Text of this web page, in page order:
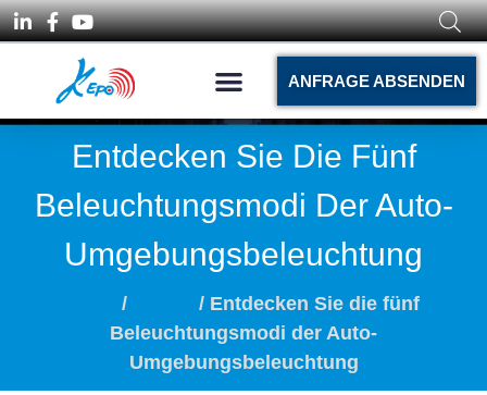
ANFRAGE ABSENDEN
Entdecken Sie Die Fünf
Beleuchtungsmodi Der Auto-
Umgebungsbeleuchtung
/
/ Entdecken Sie die fünf
Beleuchtungsmodi der Auto-
Umgebungsbeleuchtung